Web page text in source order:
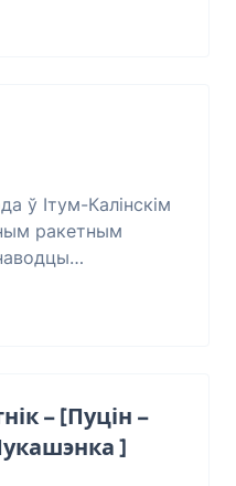
ў Ітум-Калінскім
ракетным
На месцы
– [Пуцін –
]